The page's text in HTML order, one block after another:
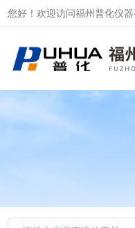
您好！欢迎访问福州普化仪器